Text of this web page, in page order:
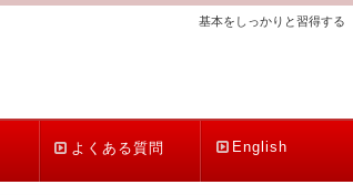
基本をしっかりと習得する
よくある質問 English